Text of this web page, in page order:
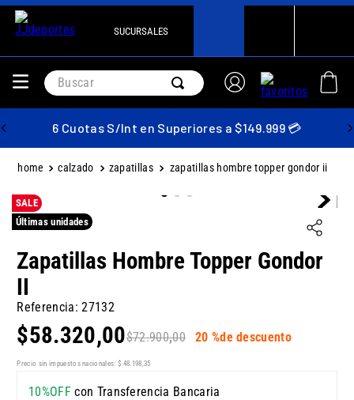
SUCURSALES
Buscar
6 Cuotas S/Int en Superiores a $149.999 💳
calzado zapatillas zapatillas hombre topper gondor ii
SALE
Últimas unidades
Zapatillas Hombre Topper Gondor
II
Referencia:27132
$72.900,00
$58.320,00 20 %de descuento
Precio sin impuestos nacionales: $ 48. 198,35
10%OFFcon Transferencia Bancaria